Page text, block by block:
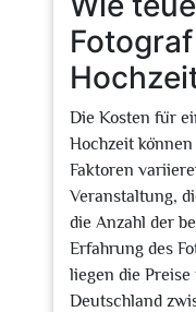
Die Kosten für
Hochzeit
Faktoren
Veranstaltung,
die Anzahl der
Erfahrung des
liegen die
Deutschland